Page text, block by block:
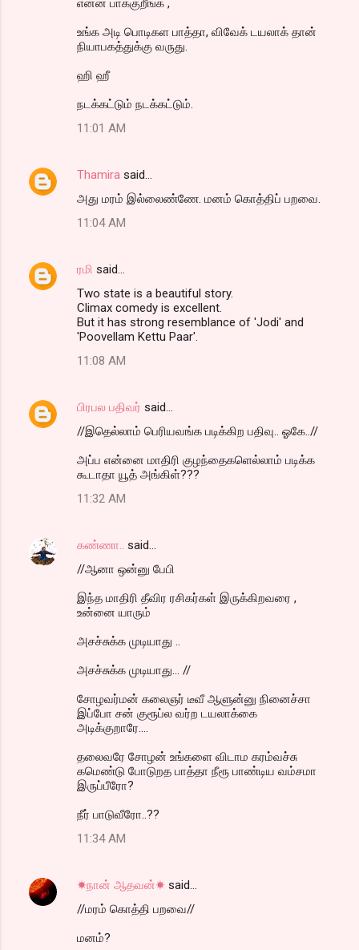
உங்க அடி பொடிகள பாத்தா, விவேக் டயலாக் தான்
நியாபகத்துக்கு வருது.
ஹி ஹீ
நடக்கட்டும் நடக்கட்டும்.
11:01 AM
Thamira said…
அது மரம் இல்லைண்ணே. மனம் கொத்திப் பறவை.
11:04 AM
ரமி said…
Two state is a beautiful story.
Climax comedy is excellent.
But it has strong resemblance of 'Jodi' and
'Poovellam Kettu Paar'.
11:08 AM
பிரபல பதிவர் said…
//இதெல்லாம் பெரியவங்க படிக்கிற பதிவு.. ஓகே..//
அப்ப என்னை மாதிரி குழந்தைகளெல்லாம் படிக்க
கூடாதா யூத் அங்கிள்???
11:32 AM
கண்ணா..
said…
//ஆனா ஒன்னு பேபி
இந்த மாதிரி தீவிர ரசிகர்கள் இருக்கிறவரை ,
உன்னை யாரும்
அசச்சுக்க முடியாது ..
அசச்சுக்க முடியாது... //
சோழவர்மன் கலைஞர் டீவீ ஆளுன்னு நினைச்சா
இப்போ சன் குரூப்ல வர்ற டயலாக்கை
அடிக்குறாரே....
தலைவரே சோழன் உங்களை விடாம கரம்வச்சு
கமெண்டு போடுறத பாத்தா நீரூ பாண்டிய வம்சமா
இருப்பீரோ?
நீர் பாடுவீரோ..??
11:34 AM
☀நான் ஆதவன்☀ said…
//மரம் கொத்தி பறவை//
மனம்?